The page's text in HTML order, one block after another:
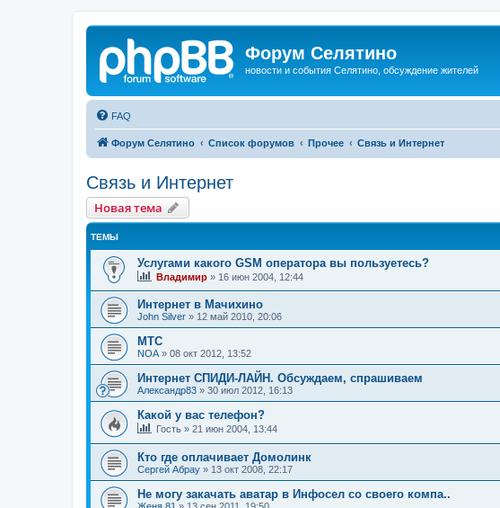
Форум Селятино
новости и события Селятино, обсуждение жителей
FAQ
Форум Селятино Список форумов Прочее Связь и Интернет
Связь и Интернет
Новая тема
ТЕМЫ
Услугами какого GSM оператора вы пользуетесь?
Владимир » 16 июн 2004, 12:44
Интернет в Мачихино
John Silver » 12 май 2010, 20:06
МТС
NOA » 08 окт 2012, 13:52
Интернет СПИДИ-ЛАЙН. Обсуждаем, спрашиваем
Александр83 » 30 июл 2012, 16:13
Какой у вас телефон?
Гость » 21 июн 2004, 13:44
Кто где оплачивает Домолинк
Сергей Абрау » 13 окт 2008, 22:17
Не могу закачать аватар в Инфосел со своего компа..